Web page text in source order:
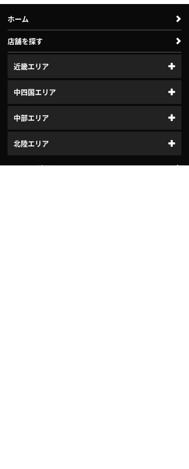
ホーム
店舗を探す
近畿エリア
中四国エリア
中部エリア
北陸エリア
はじめてガイド